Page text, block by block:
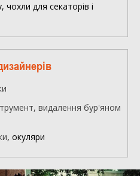
чохли для секаторів і
видалення бур'яном
, окуляри